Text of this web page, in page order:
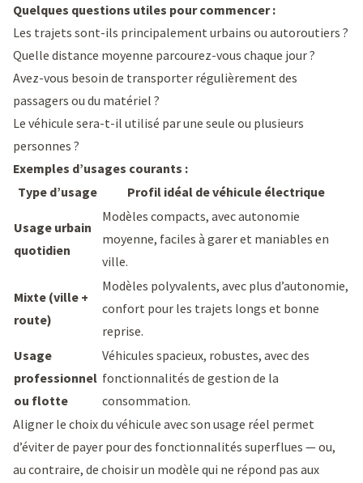
Quelques questions utiles pour commencer :
Les trajets sont-ils principalement urbains ou autoroutiers ?
Quelle distance moyenne parcourez-vous chaque jour ?
Avez-vous besoin de transporter régulièrement des
passagers ou du matériel ?
Le véhicule sera-t-il utilisé par une seule ou plusieurs
personnes ?
Exemples d’usages courants :
Type d’usage
Profil idéal de véhicule électrique
Usage urbain
quotidien
Modèles compacts, avec autonomie
moyenne, faciles à garer et maniables en
ville.
Mixte (ville +
route)
Modèles polyvalents, avec plus d’autonomie,
confort pour les trajets longs et bonne
reprise.
Usage
professionnel
ou flotte
Véhicules spacieux, robustes, avec des
fonctionnalités de gestion de la
consommation.
Aligner le choix du véhicule avec son usage réel permet
d’éviter de payer pour des fonctionnalités superflues — ou,
au contraire, de choisir un modèle qui ne répond pas aux